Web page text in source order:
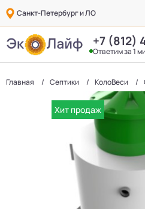
Санкт-Петербург и ЛО
+7 (812)
Ответим за 1
Главная Септики КолоВеси
Хит продаж